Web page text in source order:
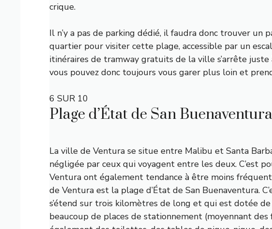
crique.
Il n’y a pas de parking dédié, il faudra donc trouver un
quartier pour visiter cette plage, accessible par un
itinéraires de tramway gratuits de la ville s’arrête juste
vous pouvez donc toujours vous garer plus loin et
6 SUR 10
Plage d’État de San Buenaventura
La ville de Ventura se situe entre Malibu et Santa
négligée par ceux qui voyagent entre les deux. C’est
Ventura ont également tendance à être moins
de Ventura est la plage d’État de San Buenaventura.
s’étend sur trois kilomètres de long et qui est dotée
beaucoup de places de stationnement (moyennant